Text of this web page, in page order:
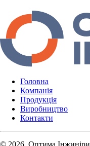
Головна
Компанія
Продукція
Виробництво
Контакти
© 2026. Оптима